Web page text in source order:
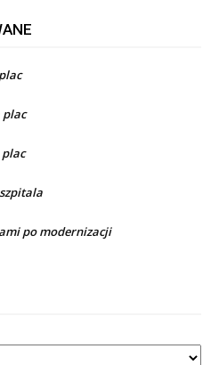
plac
po modernizacji